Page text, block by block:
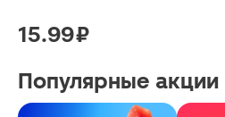
15.99 ₽
Популярные акции